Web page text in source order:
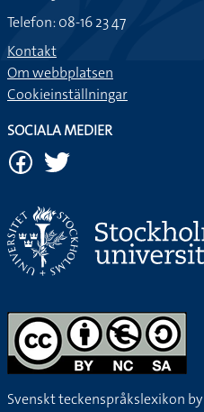
Telefon: 08-16 23 47
Kontakt
Om webbplatsen
Cookieinställningar
SOCIALA MEDIER
Svenskt teckenspråkslexikon by